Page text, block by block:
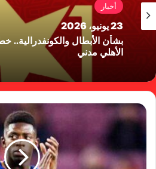
أخبار
23 يونيو، 2026
بشأن الأبطال والكونفدرالية..
الأهلي مدني